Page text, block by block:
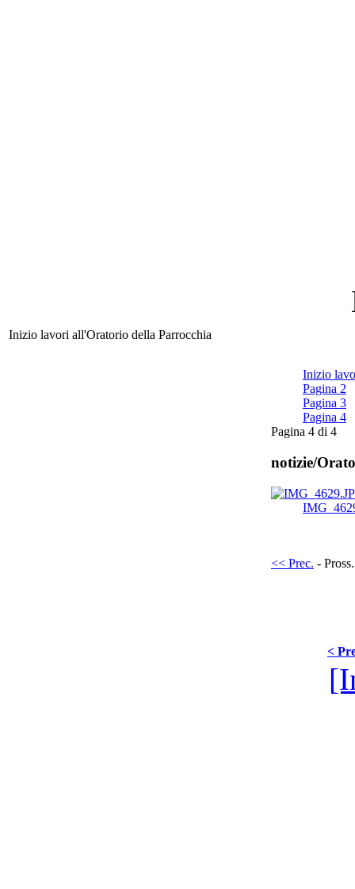
Inizio lavori all'Oratorio della Parrocchia
Inizio
Pagina 2
Pagina 3
Pagina 4
Pagina 4 di 4
notizie/
<< Prec. - Pross.
<